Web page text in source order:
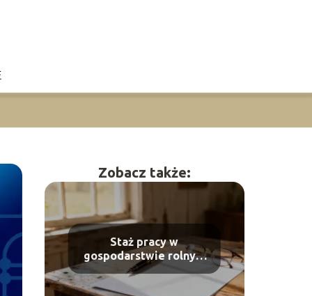
Zobacz także:
Staż pracy w
gospodarstwie rolnym
od 16 roku życia – jakie
dokumenty?